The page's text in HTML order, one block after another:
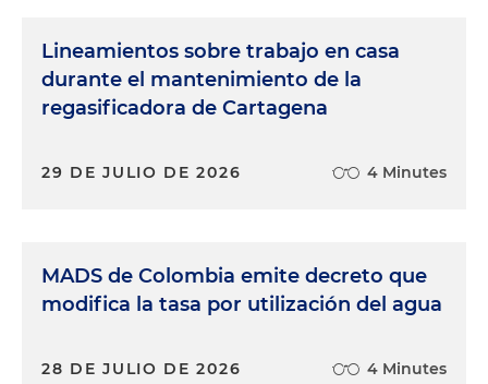
Lineamientos sobre trabajo en casa
durante el mantenimiento de la
regasificadora de Cartagena
29 DE JULIO DE 2026 4 Minutes
MADS de Colombia emite decreto que
modifica la tasa por utilización del agua
28 DE JULIO DE 2026 4 Minutes